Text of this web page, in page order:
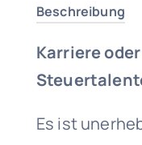
Beschreibung
Karriere
Es ist